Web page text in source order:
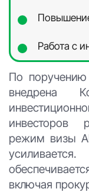
Работа с
По
внедрена
инвесторов
режим визы
включая